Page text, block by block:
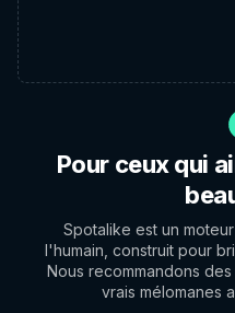
Pour ceux qui
Spotalike est un
l'humain, construit pour
Nous recommandons
vrais mélomanes